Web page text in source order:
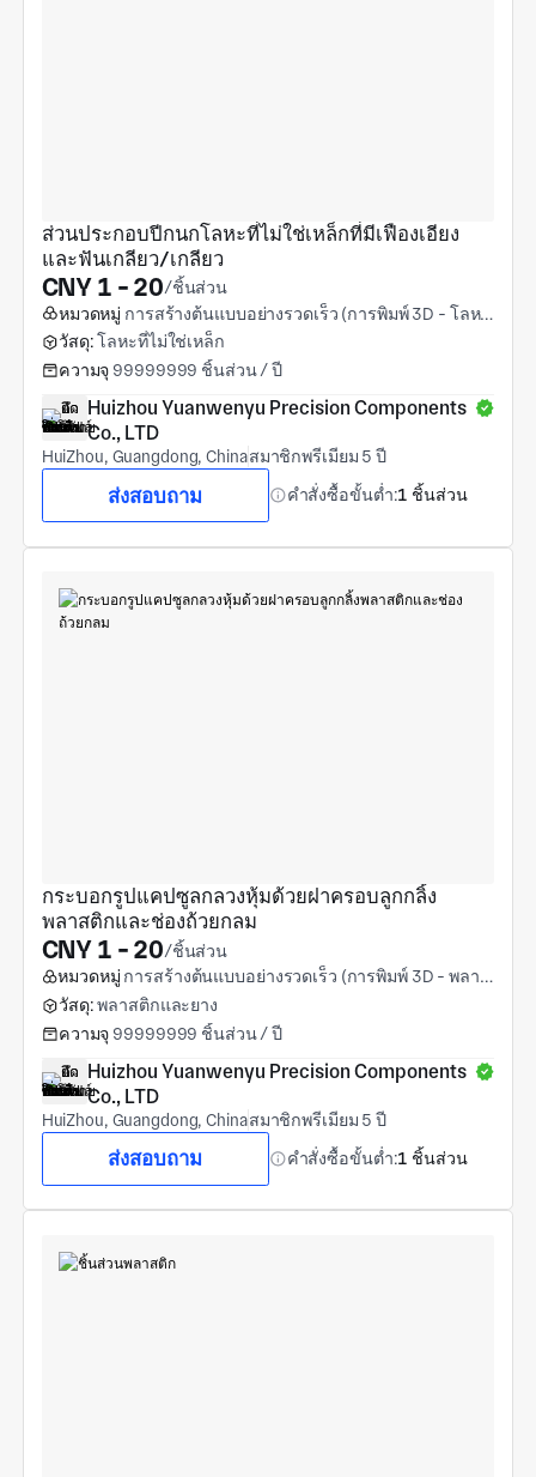
ส่วนประกอบปีกนกโลหะที่ไม่ใช่เหล็กที่มีเฟืองเอียง
และฟันเกลียว/เกลียว
CNY 1 - 20/ชิ้นส่วน
หมวดหมู่ การสร้างต้นแบบอย่างรวดเร็ว (การพิมพ์ 3D - โลหะ)
วัสดุ: โลหะที่ไม่ใช่เหล็ก
ความจุ 99999999 ชิ้นส่วน / ปี
Huizhou Yuanwenyu Precision Components
Co., LTD
HuiZhou, Guangdong, Chinaสมาชิกพรีเมียม 5 ปี
ส่งสอบถาม คำสั่งซื้อขั้นต่ำ:1 ชิ้นส่วน
กระบอกรูปแคปซูลกลวงหุ้มด้วยฝาครอบลูกกลิ้ง
พลาสติกและช่องถ้วยกลม
CNY 1 - 20/ชิ้นส่วน
หมวดหมู่ การสร้างต้นแบบอย่างรวดเร็ว (การพิมพ์ 3D - พลาสติก)
วัสดุ: พลาสติกและยาง
ความจุ 99999999 ชิ้นส่วน / ปี
Huizhou Yuanwenyu Precision Components
Co., LTD
HuiZhou, Guangdong, Chinaสมาชิกพรีเมียม 5 ปี
ส่งสอบถาม คำสั่งซื้อขั้นต่ำ:1 ชิ้นส่วน